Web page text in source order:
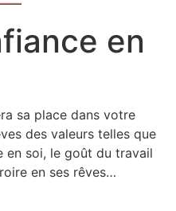
en
sa place dans votre
des valeurs telles que
en soi, le goût du travail
en ses rêves…